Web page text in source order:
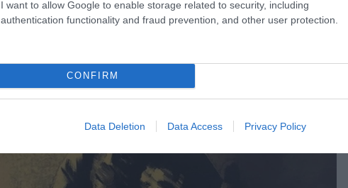
I want to allow Google to enable storage related to security, including
authentication functionality and fraud prevention, and other user protection.
CONFIRM
Data Deletion Data Access Privacy Policy